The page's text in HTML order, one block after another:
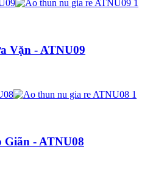
Vặn - ATNU09
- ATNU08